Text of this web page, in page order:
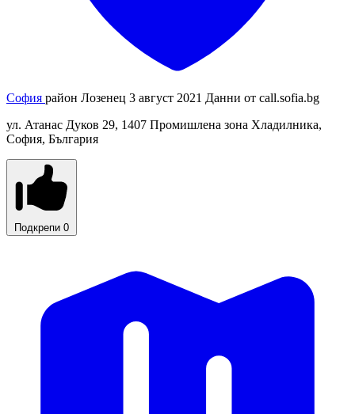
София район Лозенец 3 август 2021 Данни от call.sofia.bg
ул. Атанас Дуков 29, 1407 Промишлена зона Хладилника,
София, България
Подкрепи 0